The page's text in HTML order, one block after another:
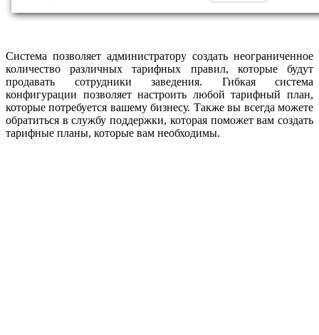
Система позволяет администратору создать неограниченное
количество различных тарифных правил, которые будут
продавать сотрудники заведения. Гибкая система
конфигурации позволяет настроить любой тарифный план,
которые потребуется вашему бизнесу. Также вы всегда можете
обратиться в службу поддержки, которая поможет вам создать
тарифные планы, которые вам необходимы.